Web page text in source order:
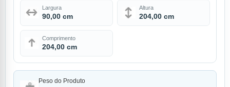
Largura
90,00 cm
Altura
204,00 cm
Comprimento
204,00 cm
Peso do Produto